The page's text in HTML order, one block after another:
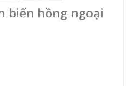
biến hồng ngoại